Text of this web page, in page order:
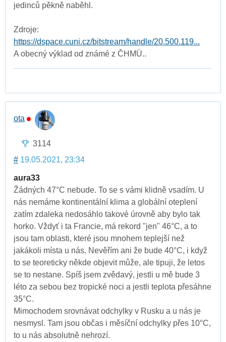
jedinců pěkně naběhl.
Zdroje:
https://dspace.cuni.cz/bitstream/handle/20.500.119...
A obecný výklad od známé z ČHMÚ..
ota
3114
# 19.05.2021, 23:34
aura33
Žádných 47°C nebude. To se s vámi klidně vsadím. U
nás nemáme kontinentální klima a globální oteplení
zatím zdaleka nedosáhlo takové úrovně aby bylo tak
horko. Vždyť i ta Francie, má rekord "jen" 46°C, a to
jsou tam oblasti, které jsou mnohem teplejší než
jakákoli místa u nás. Nevěřím ani že bude 40°C, i když
to se teoreticky někde objevit může, ale tipuji, že letos
se to nestane. Spíš jsem zvědavý, jestli u mě bude 3
léto za sebou bez tropické noci a jestli teplota přesáhne
35°C.
Mimochodem srovnávat odchylky v Rusku a u nás je
nesmysl. Tam jsou občas i měsíční odchylky přes 10°C,
to u nás absolutně nehrozí.